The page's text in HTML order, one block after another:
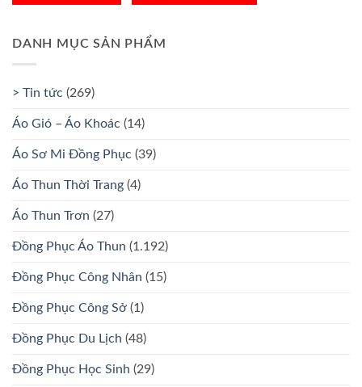
DANH MỤC SẢN PHẨM
> Tin tức (269)
Áo Gió – Áo Khoác (14)
Áo Sơ Mi Đồng Phục (39)
Áo Thun Thời Trang (4)
Áo Thun Trơn (27)
Đồng Phục Áo Thun (1.192)
Đồng Phục Công Nhân (15)
Đồng Phục Công Sở (1)
Đồng Phục Du Lịch (48)
Đồng Phục Học Sinh (29)